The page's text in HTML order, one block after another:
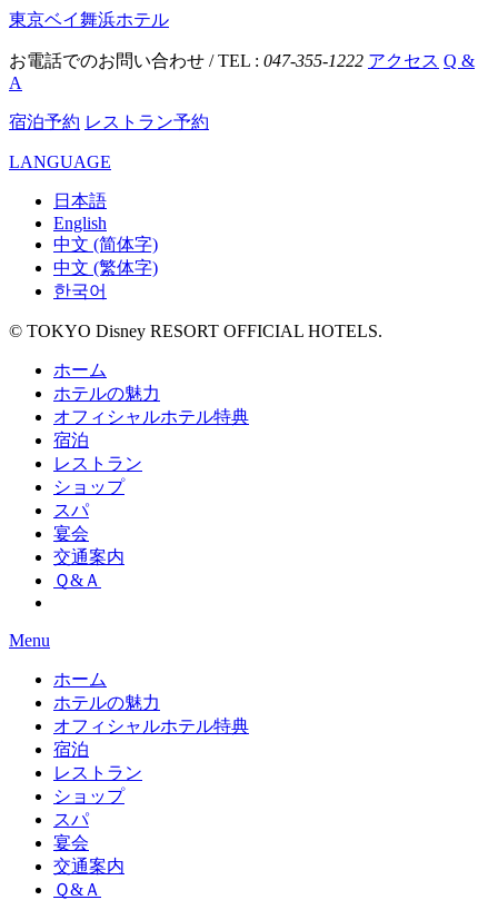
東京ベイ舞浜ホテル
お電話でのお問い合わせ / TEL : 047-355-1222 アクセス Q &
A
宿泊予約 レストラン予約
LANGUAGE
日本語
English
中文 (简体字)
中文 (繁体字)
한국어
© TOKYO Disney RESORT OFFICIAL HOTELS.
ホーム
ホテルの魅力
オフィシャルホテル特典
宿泊
レストラン
ショップ
スパ
宴会
交通案内
Ｑ&Ａ
Menu
ホーム
ホテルの魅力
オフィシャルホテル特典
宿泊
レストラン
ショップ
スパ
宴会
交通案内
Ｑ&Ａ